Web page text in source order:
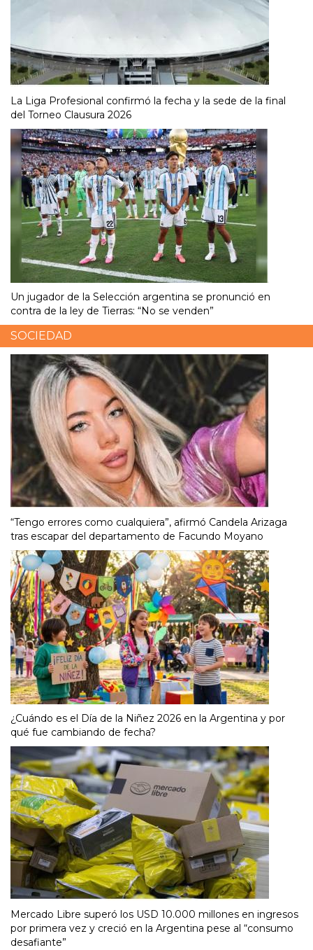
La Liga Profesional confirmó la fecha y la sede de la final
del Torneo Clausura 2026
Un jugador de la Selección argentina se pronunció en
contra de la ley de Tierras: “No se venden”
SOCIEDAD
“Tengo errores como cualquiera”, afirmó Candela Arizaga
tras escapar del departamento de Facundo Moyano
¿Cuándo es el Día de la Niñez 2026 en la Argentina y por
qué fue cambiando de fecha?
Mercado Libre superó los USD 10.000 millones en ingresos
por primera vez y creció en la Argentina pese al “consumo
desafiante”